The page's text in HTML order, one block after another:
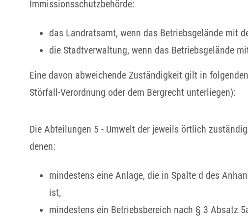
Immissionsschutzbehörde:
das Landratsamt, wenn das Betriebsgelände mit
die Stadtverwaltung, wenn das Betriebsgelände
Eine davon abweichende Zuständigkeit gilt in
Störfall-Verordnung oder dem Bergrecht unterliegen):
Die Abteilungen 5 - Umwelt der jeweils örtlich
denen:
mindestens eine Anlage, die in Spalte d des
ist,
mindestens ein Betriebsbereich nach § 3 Absatz